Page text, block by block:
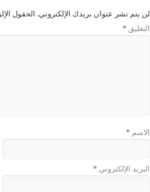
لن يتم نشر عنوان بريدك الإلكتروني. الحقول
التعليق*
الاسم*
البريد الإلكتروني*